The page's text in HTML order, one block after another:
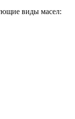
виды масел: